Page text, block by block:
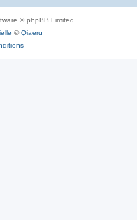
© phpBB Limited
©Qiaeru